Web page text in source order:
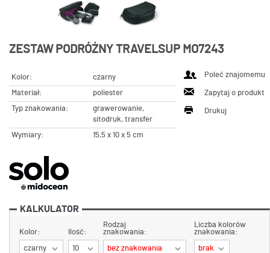
ZESTAW PODRÓŻNY TRAVELSUP MO7243
Kolor:
czarny
Materiał:
poliester
Typ znakowania:
grawerowanie,
sitodruk, transfer
Wymiary:
15,5 x 10 x 5 cm
Poleć znajomemu
Zapytaj o produkt
Drukuj
KALKULATOR
Kolor:
czarny
Ilość:
10
Rodzaj
znakowania:
bez znakowania
Liczba kolorów
znakowania:
brak